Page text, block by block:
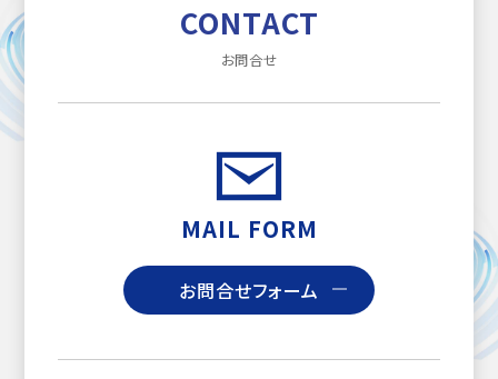
CONTACT
お問合せ
MAIL FORM
お問合せフォーム